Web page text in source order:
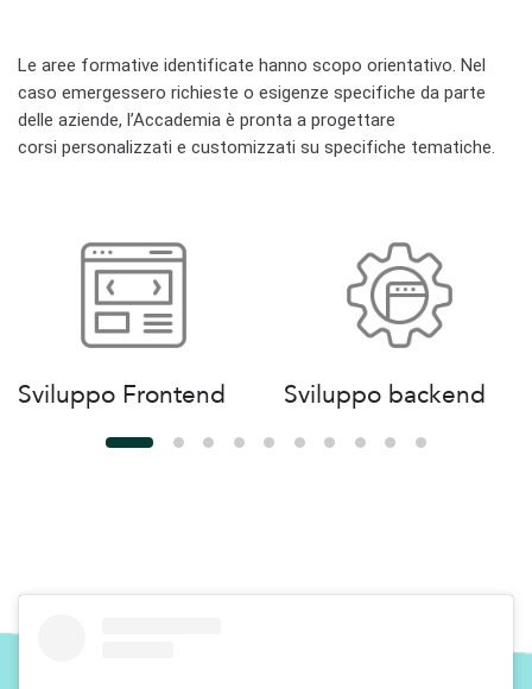
Le aree formative identificate hanno scopo orientativo. Nel
caso emergessero richieste o esigenze specifiche da parte
delle aziende, l’Accademia è pronta a progettare
corsi personalizzati e customizzati su specifiche tematiche.
Sviluppo Frontend Sviluppo backend